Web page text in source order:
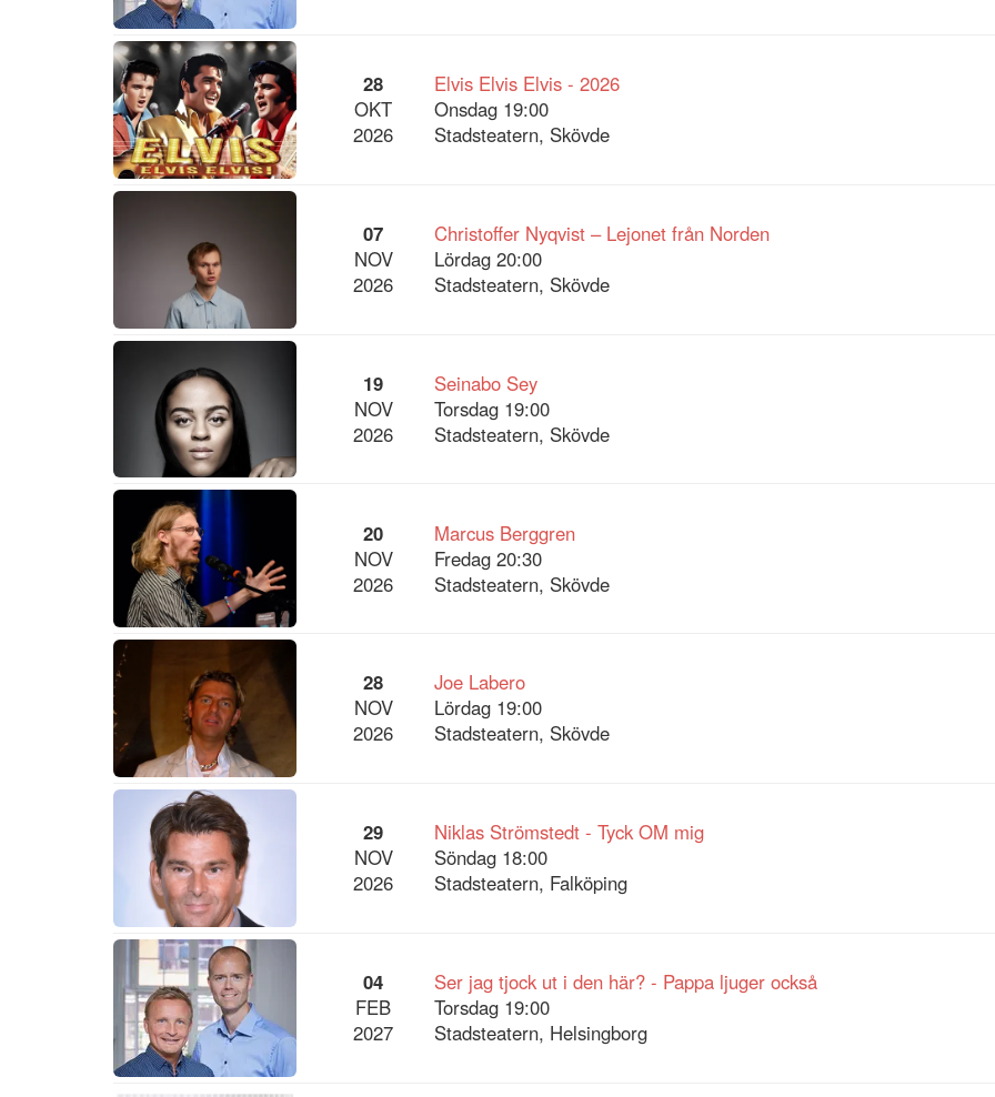
28
OKT
2026
Elvis Elvis Elvis - 2026
Onsdag 19:00
Stadsteatern, Skövde
07
NOV
2026
Christoffer Nyqvist – Lejonet från Norden
Lördag 20:00
Stadsteatern, Skövde
19
NOV
2026
Seinabo Sey
Torsdag 19:00
Stadsteatern, Skövde
20
NOV
2026
Marcus Berggren
Fredag 20:30
Stadsteatern, Skövde
28
NOV
2026
Joe Labero
Lördag 19:00
Stadsteatern, Skövde
29
NOV
2026
Niklas Strömstedt - Tyck OM mig
Söndag 18:00
Stadsteatern, Falköping
04
FEB
2027
Ser jag tjock ut i den här? - Pappa ljuger också
Torsdag 19:00
Stadsteatern, Helsingborg